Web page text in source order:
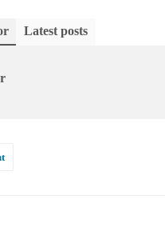
Latest posts